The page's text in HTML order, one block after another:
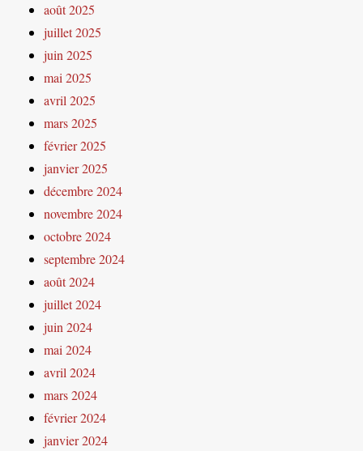
août 2025
juillet 2025
juin 2025
mai 2025
avril 2025
mars 2025
février 2025
janvier 2025
décembre 2024
novembre 2024
octobre 2024
septembre 2024
août 2024
juillet 2024
juin 2024
mai 2024
avril 2024
mars 2024
février 2024
janvier 2024